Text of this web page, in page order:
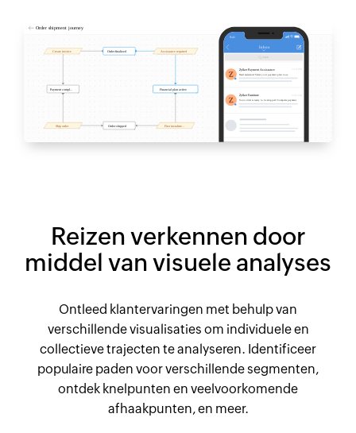
Reizen verkennen door
middel van visuele analyses
Ontleed klantervaringen met behulp van
verschillende visualisaties om individuele en
collectieve trajecten te analyseren. Identificeer
populaire paden voor verschillende segmenten,
ontdek knelpunten en veelvoorkomende
afhaakpunten, en meer.